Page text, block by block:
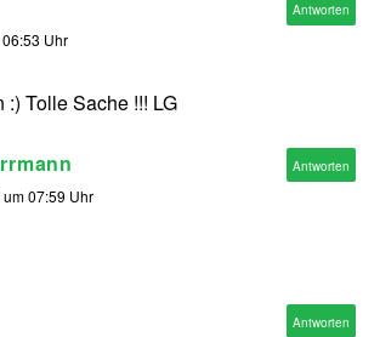
Uhr
:) Tolle Sache !!! LG
Antworten
07:59 Uhr
Antworten
Antworten